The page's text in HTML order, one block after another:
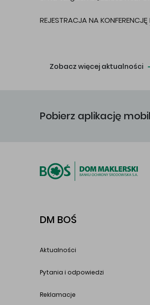
REJESTRACJA NA KONFERENCJĘ
Zobacz więcej aktualności
Pobierz aplikację
DM BOŚ
Aktualności
Pytania i odpowiedzi
Reklamacje